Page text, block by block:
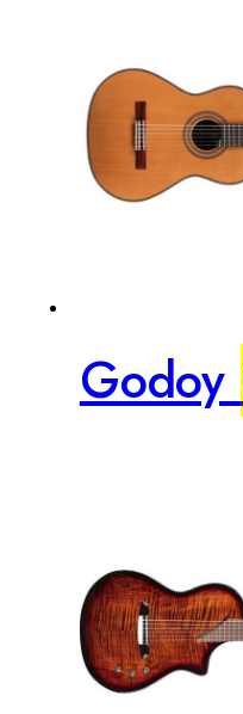
Godoy